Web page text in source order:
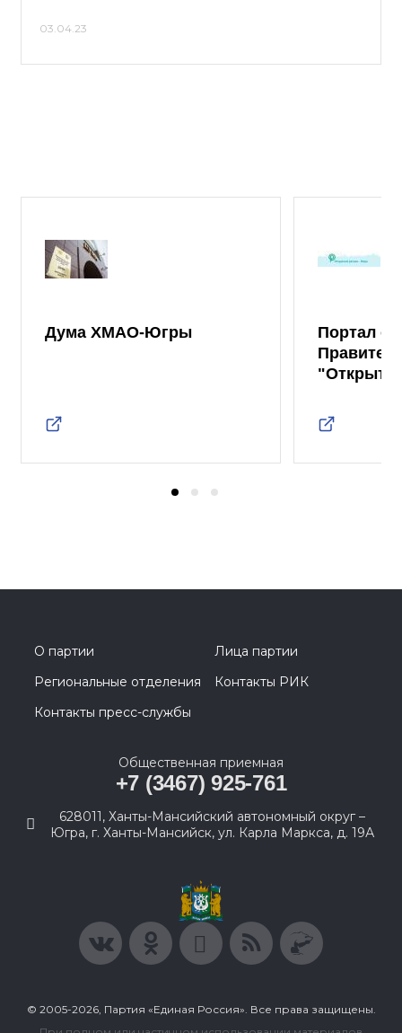
03.04.23
Дума ХМАО-Югры
Портал
О партии
Лица партии
Региональные отделения
Контакты РИК
Контакты пресс-службы
Общественная приемная
+7 (3467) 925-761
628011, Ханты-Мансийский автономный округ –
Югра, г. Ханты-Мансийск, ул. Карла Маркса, д. 19А
© 2005-2026, Партия «Единая Россия». Все права защищены.